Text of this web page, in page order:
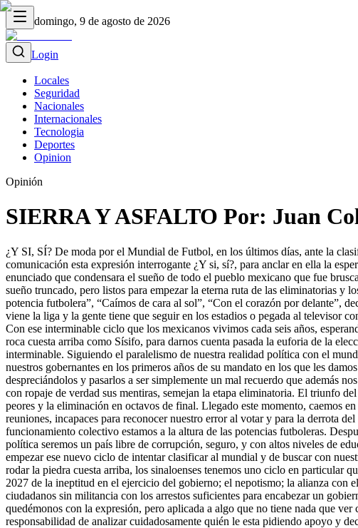
domingo, 9 de agosto de 2026
Login
Locales
Seguridad
Nacionales
Internacionales
Tecnologia
Deportes
Opinion
Opinión
SIERRA Y ASFALTO Por: Juan
¿Y SI, SÍ? De moda por el Mundial de Futbol, en los últimos días, ante la
comunicación esta expresión interrogante ¿Y si, sí?, para anclar en ella la
enunciado que condensara el sueño de todo el pueblo mexicano que fue
sueño truncado, pero listos para empezar la eterna ruta de las eliminatorias y
potencia futbolera”, “Caímos de cara al sol”, “Con el corazón por delante”,
viene la liga y la gente tiene que seguir en los estadios o pegada al televisor
Con ese interminable ciclo que los mexicanos vivimos cada seis años,
roca cuesta arriba como Sísifo, para darnos cuenta pasada la euforia de la
interminable. Siguiendo el paralelismo de nuestra realidad política con el
nuestros gobernantes en los primeros años de su mandato en los que les
despreciándolos y pasarlos a ser simplemente un mal recuerdo que además
con ropaje de verdad sus mentiras, semejan la etapa eliminatoria. El triunfo
peores y la eliminación en octavos de final. Llegado este momento, caemos
reuniones, incapaces para reconocer nuestro error al votar y para la derrota
funcionamiento colectivo estamos a la altura de las potencias futboleras.
política seremos un país libre de corrupción, seguro, y con altos niveles de
empezar ese nuevo ciclo de intentar clasificar al mundial y de buscar con
rodar la piedra cuesta arriba, los sinaloenses tenemos uno ciclo en particular
2027 de la ineptitud en el ejercicio del gobierno; el nepotismo; la alianza con
ciudadanos sin militancia con los arrestos suficientes para encabezar un
quedémonos con la expresión, pero aplicada a algo que no tiene nada que
responsabilidad de analizar cuidadosamente quién le esta pidiendo apoyo y